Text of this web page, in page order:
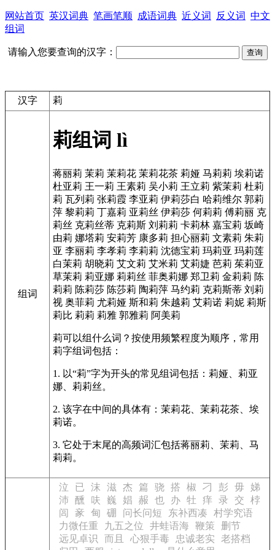
网站首页 英汉词典 笔画笔顺 成语词典 近义词 反义词 中文
组词
请输入您要查询的汉字：
汉字 莉
组词
莉组词 lì
蒋丽莉 茉莉 茉莉花 茉莉花茶 莉娅 马莉莉 埃莉诺
杜亚莉 王一莉 王素莉 吴小莉 王立莉 紫茉莉 杜莉
莉 瓦列莉 张莉霞 李亚莉 伊莉莎白 哈莉维尔 郭莉
萍 黎莉莉 丁嘉莉 亚莉丝 伊莉莎 何莉莉 傅莉丽 克
莉丝 克莉丝蒂 克莉斯 刘莉莉 卡莉林 嘉宝莉 坂崎
由莉 娜塔莉 安莉芳 康多莉 担心丽莉 文素莉 朱莉
亚 李丽莉 李孝莉 李莉莉 沈德宝莉 玛莉亚 玛莉莲
白茉莉 胡晓莉 艾文莉 艾米莉 艾莉婕 芭莉 茱莉亚
草茉莉 莉亚娜 莉莉丝 菲奥莉娜 郑卫莉 金莉莉 陈
莉莉 陈莉莎 陈莎莉 陶莉萍 马约莉 克莉斯蒂 刘莉
视 奥菲莉 尤莉娅 斯和莉 朱越莉 艾莉诺 莉妮 莉斯
莉比 莉莉 莉雅 郭雅莉 阿美莉
莉可以组什么词？按使用频繁程度为顺序，常用
莉字组词包括：
1. 以“莉”字为开头的常见组词包括：莉娅、莉亚
娜、莉莉丝。
2. 该字在中间的具体有：茉莉花、茉莉花茶、埃
莉诺。
3. 它处于末尾的高频词汇包括蒋丽莉、茉莉、马
莉莉。
泣 已 沫 滋 杰 篇 骁 搭 椒 刁 彭 毋
娣
沛
醺 呋 巍 娼 赧 也 办 牡 痒 录 交
桲
闾
豙 甸 硼 问长问短 东补西凑
村学究语
力微任重
九五之位 井蛙语海 鞭策
删节
远见卓识
而且 心狠手毒 忠诚老实
老搭档